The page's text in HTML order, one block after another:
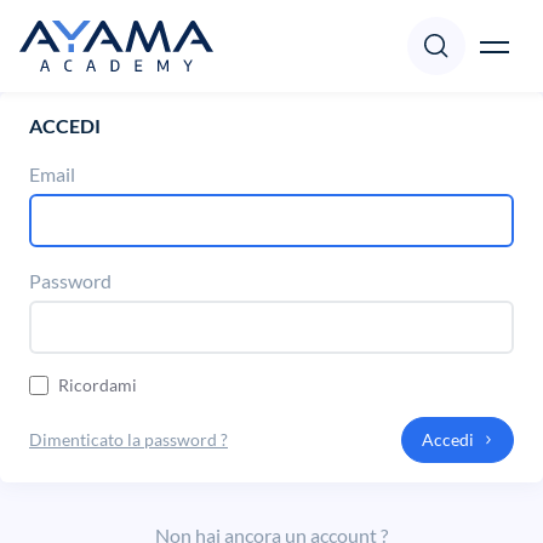
Focus
Pillole
Accedi
ACCEDI
Email
Password
Ricordami
Dimenticato la password ? Accedi
Non hai ancora un account ?